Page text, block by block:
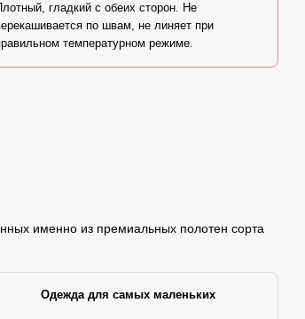
гладкий с обеих сторон. Не
по швам, не линяет при
температурном режиме.
именно из премиальных полотен сорта
Одежда для самых маленьких